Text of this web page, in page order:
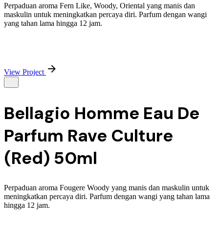
Perpaduan aroma Fern Like, Woody, Oriental yang manis dan
maskulin untuk meningkatkan percaya diri. Parfum dengan wangi
yang tahan lama hingga 12 jam.
View Project
Bellagio Homme Eau De
Parfum Rave Culture
(Red) 50ml
Perpaduan aroma Fougere Woody yang manis dan maskulin untuk
meningkatkan percaya diri. Parfum dengan wangi yang tahan lama
hingga 12 jam.